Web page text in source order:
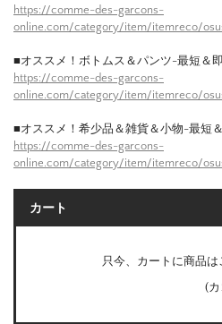
https://comme-des-garcons-
online.com/category/item/itemreco/
■オススメ！ボトムス＆パンツ-最短＆
https://comme-des-garcons-
online.com/category/item/itemreco/
■オススメ！希少品＆雑貨＆小物-最短
https://comme-des-garcons-
online.com/category/item/itemreco/
カート
只今、カートに商品は
(